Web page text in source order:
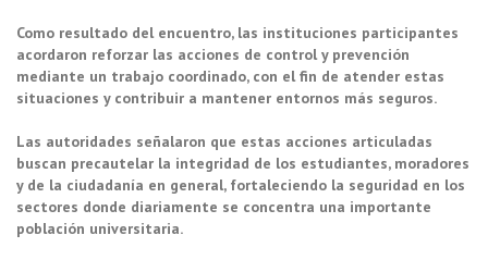
Como resultado del encuentro, las instituciones participantes
acordaron reforzar las acciones de control y prevención
mediante un trabajo coordinado, con el fin de atender estas
situaciones y contribuir a mantener entornos más seguros.
Las autoridades señalaron que estas acciones articuladas
buscan precautelar la integridad de los estudiantes, moradores
y de la ciudadanía en general, fortaleciendo la seguridad en los
sectores donde diariamente se concentra una importante
población universitaria.